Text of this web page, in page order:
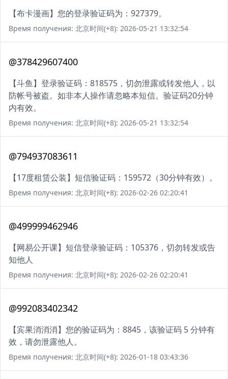
【布卡漫画】您的登录验证码为：927379。
Время получения: 北京时间(+8): 2026-05-21 13:32:54
@378429607400
【斗鱼】登录验证码：818575，切勿泄露或转发他人，以
防帐号被盗。如非本人操作请忽略本短信。验证码20分钟
内有效。
Время получения: 北京时间(+8): 2026-05-21 13:32:54
@794937083611
【17度租赁公装】短信验证码：159572（30分钟有效）。
Время получения: 北京时间(+8): 2026-02-26 02:20:41
@499999462946
【网易公开课】短信登录验证码：105376，切勿转发或告
知他人
Время получения: 北京时间(+8): 2026-02-26 02:20:41
@992083402342
【宾果消消消】您的验证码为：8845，该验证码 5 分钟有
效，请勿泄露他人。
Время получения: 北京时间(+8): 2026-01-18 03:43:36